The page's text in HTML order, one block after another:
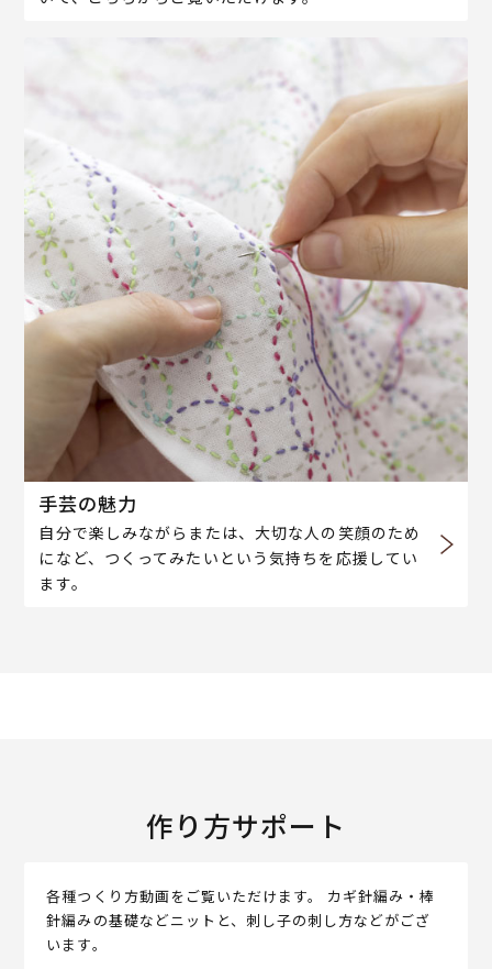
手芸の魅力
自分で楽しみながらまたは、大切な人の笑顔のため
になど、つくってみたいという気持ちを応援してい
ます。
作り方サポート
各種つくり方動画をご覧いただけます。 カギ針編み・棒
針編みの基礎などニットと、刺し子の刺し方などがござ
います。